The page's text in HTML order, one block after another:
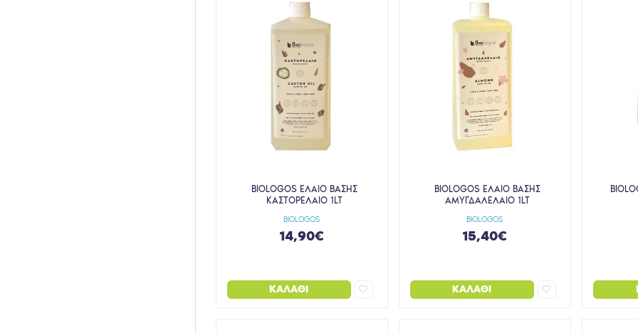
BIOLOGOS
BIOLOGOS ΕΛΑΙΟ ΒΑΣΗΣ
ΚΑΣΤΟΡΕΛΑΙΟ 1LT
14,90€
ΚΑΛΆΘΙ
BIOLOGOS
BIOLOGOS ΕΛΑΙΟ ΒΑΣΗΣ
ΑΜΥΓΔΑΛΕΛΑΙΟ 1LT
15,40€
ΚΑΛΆΘΙ